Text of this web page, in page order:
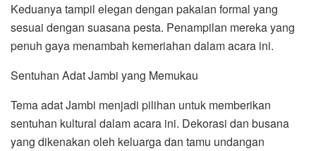
Keduanya tampil elegan dengan pakaian formal yang
sesuai dengan suasana pesta. Penampilan mereka yang
penuh gaya menambah kemeriahan dalam acara ini.
Sentuhan Adat Jambi yang Memukau
Tema adat Jambi menjadi pilihan untuk memberikan
sentuhan kultural dalam acara ini. Dekorasi dan busana
yang dikenakan oleh keluarga dan tamu undangan